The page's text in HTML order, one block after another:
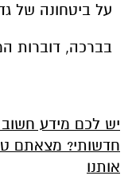
על ביטחונה של
בברכה, דוברות
יש לכם מידע
חדשותי? מצאתם
אותנו